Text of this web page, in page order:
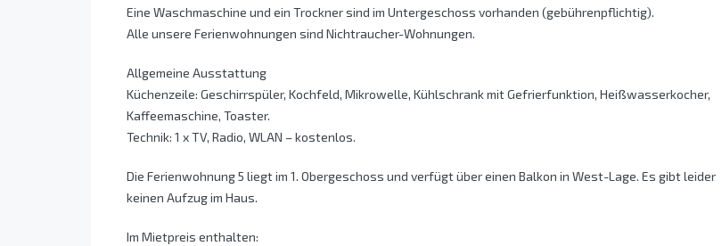
Eine Waschmaschine und ein Trockner sind im Untergeschoss vorhanden (gebührenpflichtig).
Alle unsere Ferienwohnungen sind Nichtraucher-Wohnungen.
Allgemeine Ausstattung
Küchenzeile: Geschirrspüler, Kochfeld, Mikrowelle, Kühlschrank mit Gefrierfunktion, Heißwasserkocher,
Kaffeemaschine, Toaster.
Technik: 1 x TV, Radio, WLAN – kostenlos.
Die Ferienwohnung 5 liegt im 1. Obergeschoss und verfügt über einen Balkon in West-Lage. Es gibt leider
keinen Aufzug im Haus.
Im Mietpreis enthalten: